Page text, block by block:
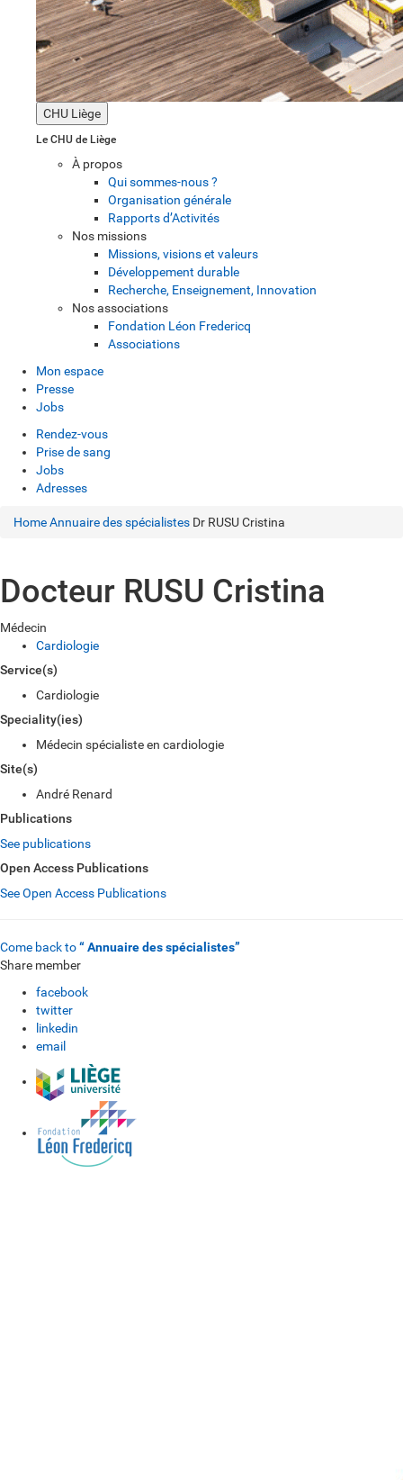
CHU Liège
Le CHU de Liège
À propos
Qui sommes-nous ?
Organisation générale
Rapports d’Activités
Nos missions
Missions, visions et valeurs
Développement durable
Recherche, Enseignement, Innovation
Nos associations
Fondation Léon Fredericq
Associations
Mon espace
Presse
Jobs
Rendez-vous
Prise de sang
Jobs
Adresses
HomeAnnuaire des spécialistes Dr RUSU Cristina
Docteur RUSU Cristina
Médecin
Cardiologie
Service(s)
Cardiologie
Speciality(ies)
Médecin spécialiste en cardiologie
Site(s)
André Renard
Publications
See publications
Open Access Publications
See Open Access Publications
Come back to“ Annuaire des spécialistes”
Share member
facebook
twitter
linkedin
email